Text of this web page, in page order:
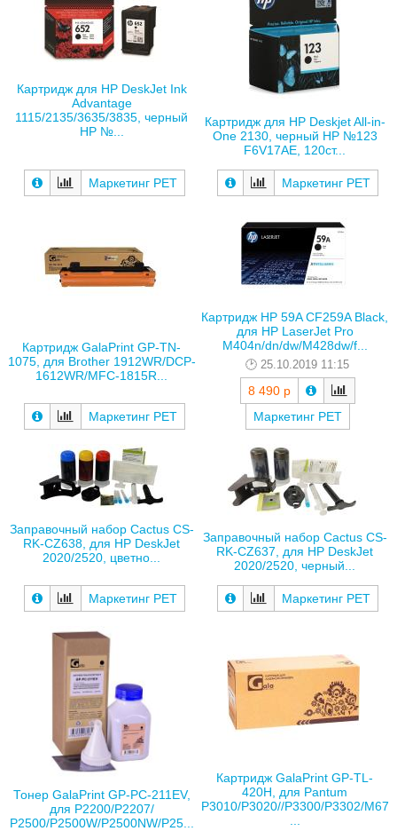
Картридж для HP DeskJet Ink
Advantage
1115/2135/3635/3835, черный
HP №...
Маркетинг РЕТ
Картридж для HP Deskjet All-in-
One 2130, черный HP №123
F6V17AE, 120ст...
Маркетинг РЕТ
Картридж GalaPrint GP-TN-
1075, для Brother 1912WR/DCP-
1612WR/MFC-1815R...
Маркетинг РЕТ
Картридж HP 59A CF259A Black,
для HP LaserJet Pro
M404n/dn/dw/M428dw/f...
25.10.2019 11:15
8 490 р
Маркетинг РЕТ
Заправочный набор Cactus CS-
RK-CZ638, для HP DeskJet
2020/2520, цветно...
Маркетинг РЕТ
Заправочный набор Cactus CS-
RK-CZ637, для HP DeskJet
2020/2520, черный...
Маркетинг РЕТ
Тонер GalaPrint GP-PC-211EV,
для P2200/P2207/
P2500/P2500W/P2500NW/P25...
Картридж GalaPrint GP-TL-
420H, для Pantum
P3010/P3020//P3300/P3302/M67